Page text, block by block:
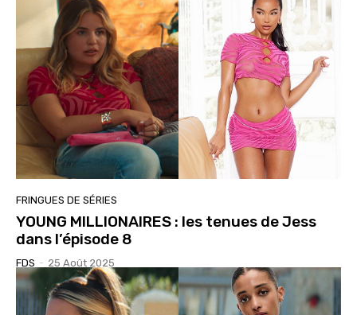
FRINGUES DE SÉRIES
YOUNG MILLIONAIRES : les tenues de Jess
dans l’épisode 8
FDS - 25 Août 2025